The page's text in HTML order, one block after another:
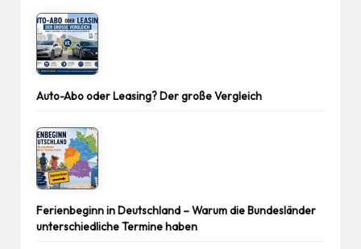
Auto-Abo oder Leasing? Der große Vergleich
Ferienbeginn in Deutschland – Warum die Bundesländer
unterschiedliche Termine haben